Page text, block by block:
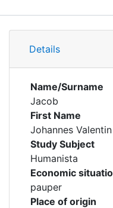
Details
Name/Surname
Jacob
First Name
Johannes Valentin
Study Subject
Humanista
Economic
pauper
Place of origin